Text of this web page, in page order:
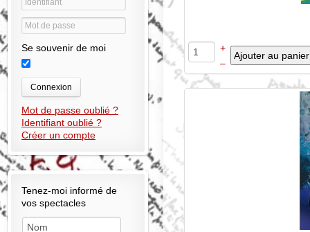
+
–
Se souvenir de moi
Connexion
Mot de passe oublié ?
Identifiant oublié ?
Créer un compte
Tenez-moi informé de
vos spectacles